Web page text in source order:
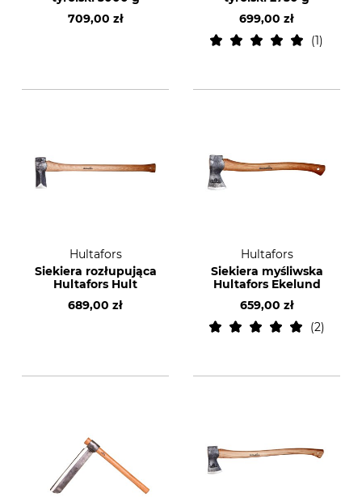
709,00 zł
699,00 zł
1
Hultafors
Siekiera rozłupująca
Hultafors Hult
689,00 zł
Hultafors
Siekiera myśliwska
Hultafors Ekelund
659,00 zł
2